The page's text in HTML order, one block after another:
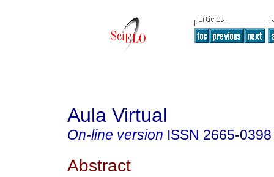
Aula Virtual
On-line version ISSN 2665-0398
Abstract